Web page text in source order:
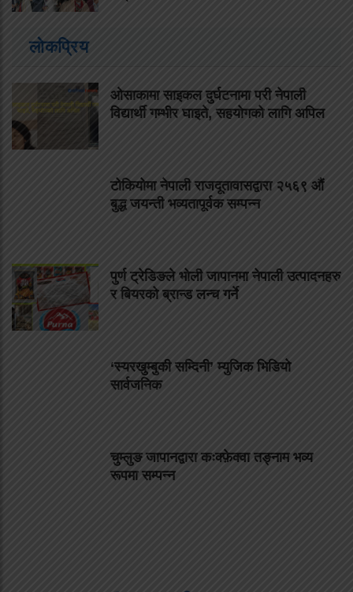
लोकप्रिय
ओसाकामा साइकल दुर्घटनामा परी नेपाली
विद्यार्थी गम्भीर घाइते, सहयोगको लागि अपिल
टोकियोमा नेपाली राजदूतावासद्वारा २५६९ औं
बुद्ध जयन्ती भव्यतापूर्वक सम्पन्न
पुर्ण ट्रेडिङले भोली जापानमा नेपाली उत्पादनहरु
र बियरको ब्रान्ड लन्च गर्ने
‘स्यरखुम्बुकी सम्दिनी’ म्युजिक भिडियो
सार्वजनिक
चुम्लुङ जापानद्वारा कःक्फ़ेक्वा तङ्नाम भव्य
रूपमा सम्पन्न